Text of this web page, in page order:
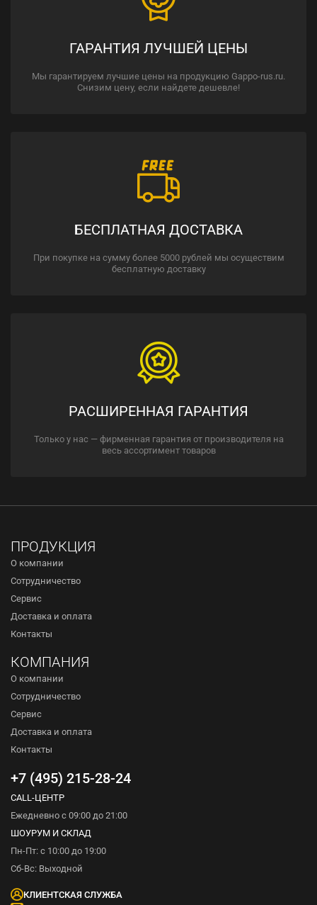
ГАРАНТИЯ ЛУЧШЕЙ ЦЕНЫ
Мы гарантируем лучшие цены на продукцию Gappo-rus.ru.
Снизим цену, если найдете дешевле!
БЕСПЛАТНАЯ ДОСТАВКА
При покупке на сумму более 5000 рублей мы осуществим
бесплатную доставку
РАСШИРЕННАЯ ГАРАНТИЯ
Только у нас — фирменная гарантия от производителя на
весь ассортимент товаров
ПРОДУКЦИЯ
О компании
Сотрудничество
Сервис
Доставка и оплата
Контакты
КОМПАНИЯ
О компании
Сотрудничество
Сервис
Доставка и оплата
Контакты
+7 (495) 215-28-24
CALL-ЦЕНТР
Ежедневно с 09:00 до 21:00
ШОУРУМ И СКЛАД
Пн-Пт: с 10:00 до 19:00
Сб-Вс: Выходной
КЛИЕНТСКАЯ СЛУЖБА